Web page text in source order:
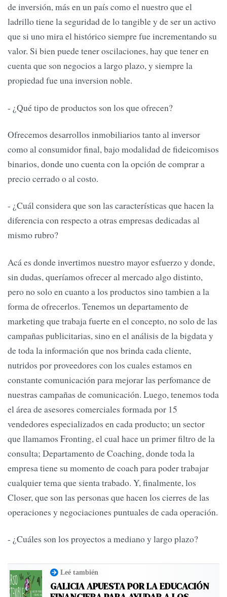
de inversión, más en un país como el nuestro que el
ladrillo tiene la seguridad de lo tangible y de ser un activo
que si uno mira el histórico siempre fue incrementando su
valor. Si bien puede tener oscilaciones, hay que tener en
cuenta que son negocios a largo plazo, y siempre la
propiedad fue una inversion noble.
- ¿Qué tipo de productos son los que ofrecen?
Ofrecemos desarrollos inmobiliarios tanto al inversor
como al consumidor final, bajo modalidad de fideicomisos
binarios, donde uno cuenta con la opción de comprar a
precio cerrado o al costo.
- ¿Cuál considera que son las características que hacen la
diferencia con respecto a otras empresas dedicadas al
mismo rubro?
Acá es donde invertimos nuestro mayor esfuerzo y donde,
sin dudas, queríamos ofrecer al mercado algo distinto,
pero no solo en cuanto a los productos sino tambien a la
forma de ofrecerlos. Tenemos un departamento de
marketing que trabaja fuerte en el concepto, no solo de las
campañas publicitarias, sino en el análisis de la bigdata y
de toda la información que nos brinda cada cliente,
nutridos por proveedores con los cuales estamos en
constante comunicación para mejorar las perfomance de
nuestras campañas de comunicación. Luego, tenemos toda
el área de asesores comerciales formada por 15
vendedores especializados en cada producto; un sector
que llamamos Fronting, el cual hace un primer filtro de la
consulta; Departamento de Coaching, donde toda la
empresa tiene su momento de coach para poder trabajar
cualquier tema que sienta trabado. Y, finalmente, los
Closer, que son las personas que hacen los cierres de las
operaciones y negociaciones puntuales de cada operación.
- ¿Cuáles son los proyectos a mediano y largo plazo?
Leé también
GALICIA APUESTA POR LA EDUCACIÓN